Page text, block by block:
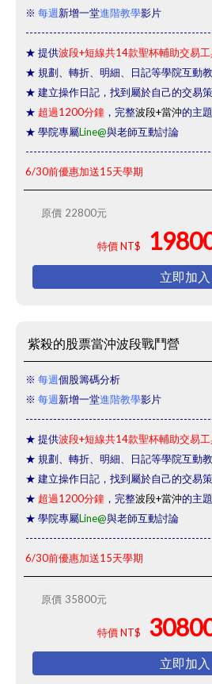
※ 每週新增一堂進階教學影片
★ 提供波段+短線共14款聖杯輔助交易工
★ 規劃、轉折、明細、日記等學院互動
★ 建立操作日記，找到屬於自己的交易
★ 超過1200分鐘 ，完整波段+當沖的主
★ 學院專屬Line@與老師互動討論
6/30前優惠加送15天學期
原價 22800元
特價 NT$
立即加入
紫殺的股票當沖波段戰鬥營
※ 每週個股籌碼分析
※ 每週新增一堂進階教學影片
★ 提供波段+短線共14款聖杯輔助交易工
★ 規劃、轉折、明細、日記等學院互動
★ 建立操作日記，找到屬於自己的交易
★ 超過1200分鐘 ，完整波段+當沖的主
★ 學院專屬Line@與老師互動討論
6/30前優惠加送15天學期
原價 35800元
特價 NT$
立即加入